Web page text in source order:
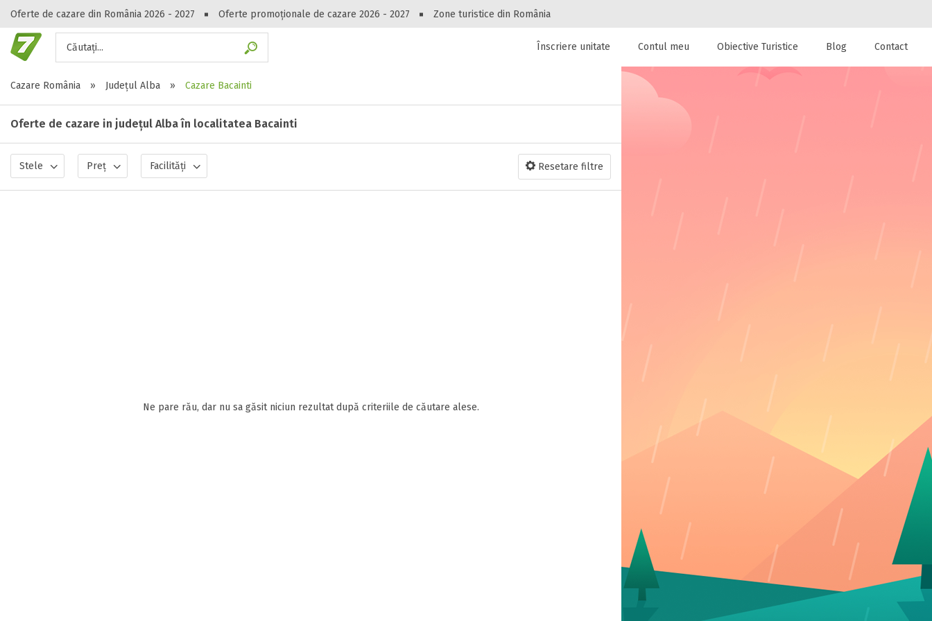
Oferte de cazare din România 2026 - 2027 Oferte promoționale de cazare 2026 - 2027 Zone turistice din România
Căutați...
Peste 10545 oferte de cazare!
Gasești hoteluri, pensiuni, vile, apartamente sau alte unitați de cazare la
Înscriere unitate Contul meu Obiective Turistice Blog Contact
Cazare România
» Județul Alba » Cazare Bacainti
Oferte de cazare in județul Alba în localitatea Bacainti
Stele Preț Facilități Resetare filtre
Ne pare rău, dar nu sa găsit niciun rezultat după criteriile de căutare alese.